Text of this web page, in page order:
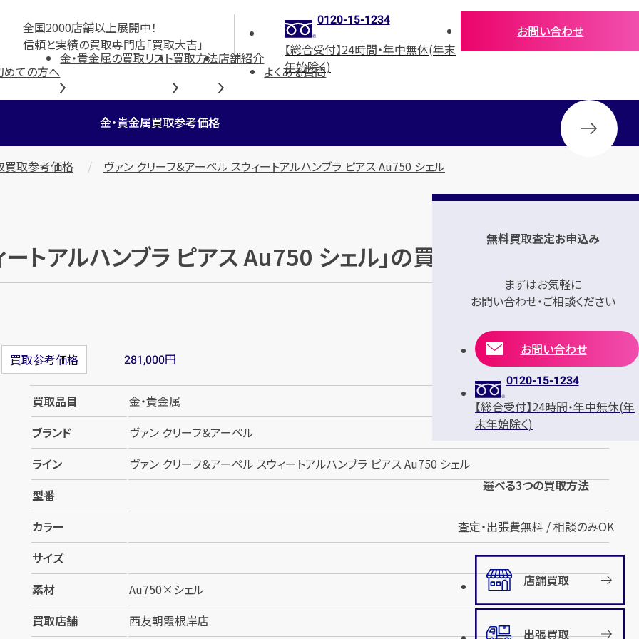
全国2000店舗以上展開中！
信頼と実績の買取専門店「買取大吉」
0120-15-1234
【総合受付】24時間・年中無休(年末
年始除く)
お問い合わせ
めての方へ
金・貴金属の買取リスト買取方法店舗紹介
よくある質問
金・貴金属買取参考価格
買取参考価格 ヴァン クリーフ＆アーペル スウィートアルハンブラ ピアス Au750 シェル
ートアルハンブラ ピアス Au750 シェル」の買取参考価格
買取参考価格 281,000円
買取品目
金・貴金属
ブランド
ヴァン クリーフ＆アーペル
ライン
ヴァン クリーフ＆アーペル スウィートアルハンブラ ピアス Au750 シェル
型番
カラー
サイズ
素材
Au750×シェル
買取店舗
西友朝霞根岸店
無料買取査定お申込み
まずはお気軽に
お問い合わせ・ご相談ください
お問い合わせ
0120-15-1234
【総合受付】24時間・年中無休(年
末年始除く)
選べる3つの買取方法
査定・出張費無料 / 相談のみOK
店舗買取
出張買取